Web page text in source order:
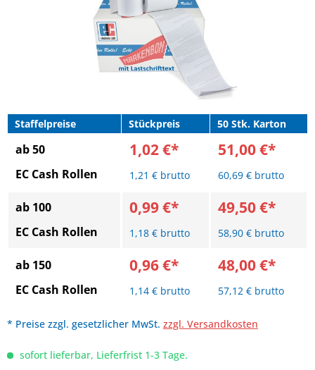
Staffelpreise Stückpreis 50 Stk. Karton
ab 50
EC Cash Rollen
1,02 €*
1,21 € brutto
51,00 €*
60,69 € brutto
ab 100
EC Cash Rollen
0,99 €*
1,18 € brutto
49,50 €*
58,90 € brutto
ab 150
EC Cash Rollen
0,96 €*
1,14 € brutto
48,00 €*
57,12 € brutto
* Preise zzgl. gesetzlicher MwSt. zzgl. Versandkosten
sofort lieferbar, Lieferfrist 1-3 Tage.